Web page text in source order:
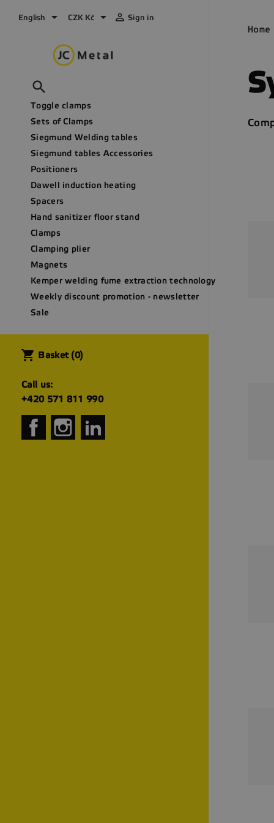
English  CZK Kč   Sign in

Toggle clamps
Sets of Clamps
Siegmund Welding tables
Siegmund tables Accessories
Positioners
Dawell induction heating
Spacers
Hand sanitizer floor stand
Clamps
Clamping plier
Magnets
Kemper welding fume extraction technology
Weekly discount promotion - newsletter
Sale
shopping_cart Basket (0)
Call us:
+420 571 811 990
FacebookInstagram
Home